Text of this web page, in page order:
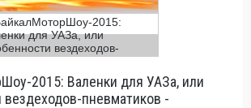
2015: Валенки для УАЗа, или
пневматиков -